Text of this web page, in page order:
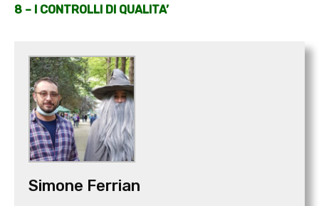
8 – I CONTROLLI DI QUALITA’
Simone Ferrian